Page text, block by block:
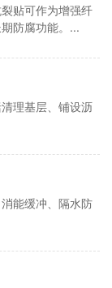
贴可作为增强纤
防腐功能。...
理基层、铺设沥
能缓冲、隔水防